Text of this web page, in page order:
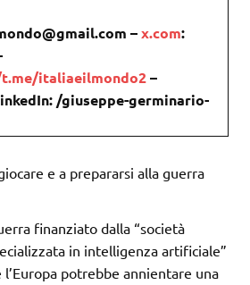
–x.com:
italiaeilmondo2–
/giuseppe-germinario-
e a prepararsi alla guerra
finanziato dalla “società
in intelligenza artificiale”
potrebbe annientare una